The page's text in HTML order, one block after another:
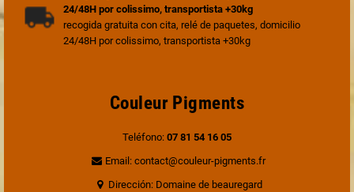
24/48H por colissimo, transportista +30kg
recogida gratuita con cita, relé de paquetes, domicilio
24/48H por colissimo, transportista +30kg
Couleur Pigments
Teléfono: 07 81 54 16 05
Email: contact@couleur-pigments.fr
Dirección: Domaine de beauregard